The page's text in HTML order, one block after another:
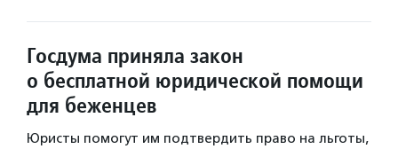
Госдума приняла закон
о бесплатной юридической помощи
для беженцев
Юристы помогут им подтвердить право на льготы,